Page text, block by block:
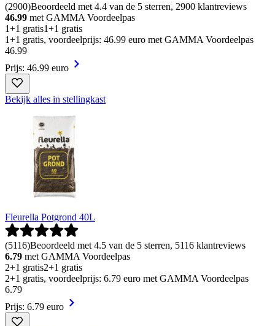
(2900)Beoordeeld met 4.4 van de 5 sterren, 2900 klantreviews
46.99 met GAMMA Voordeelpas
1+1 gratis1+1 gratis
1+1 gratis, voordeelprijs: 46.99 euro met GAMMA Voordeelpas
46.99
Prijs: 46.99 euro
Bekijk alles in stellingkast
Fleurella Potgrond 40L
(5116)Beoordeeld met 4.5 van de 5 sterren, 5116 klantreviews
6.79 met GAMMA Voordeelpas
2+1 gratis2+1 gratis
2+1 gratis, voordeelprijs: 6.79 euro met GAMMA Voordeelpas
6.79
Prijs: 6.79 euro